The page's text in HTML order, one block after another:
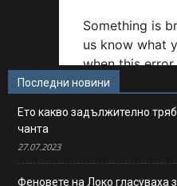
Последни новини
Ето какво задължително
чанта
27.07.2023
Феновете на Локо гласуваха